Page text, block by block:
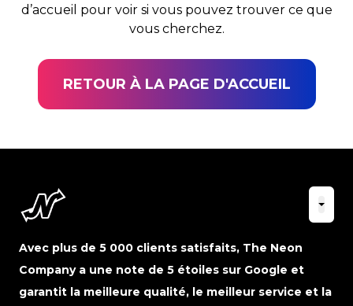
d’accueil pour voir si vous pouvez trouver ce que
vous cherchez.
RETOUR À LA PAGE D'ACCUEIL
Avec plus de 5 000 clients satisfaits, The Neon
Company a une note de 5 étoiles sur Google et
garantit la meilleure qualité, le meilleur service et la